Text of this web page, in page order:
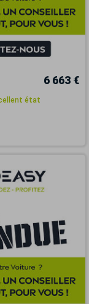
6 663 €
état